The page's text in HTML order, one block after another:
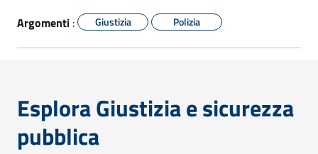
Argomenti : Giustizia Polizia
Esplora Giustizia e sicurezza
pubblica